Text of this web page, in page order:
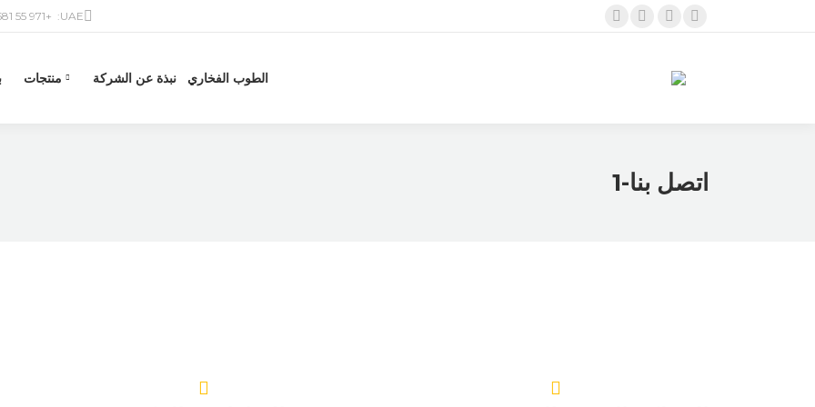
opens
UAE:
+971 55 581 6601
الطوب الفخاري نبذة عن الشركة منتجات
اتصل بنا-1